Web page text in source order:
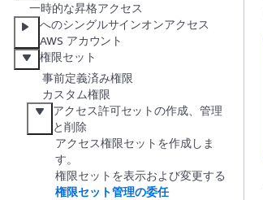
一時的な昇格アクセス
へのシングルサインオンアクセス
AWS アカウント
権限セット
事前定義済み権限
カスタム権限
アクセス許可セットの作成、管理
と削除
アクセス権限セットを作成しま
す。
権限セットを表示および変更する
権限セット管理の委任